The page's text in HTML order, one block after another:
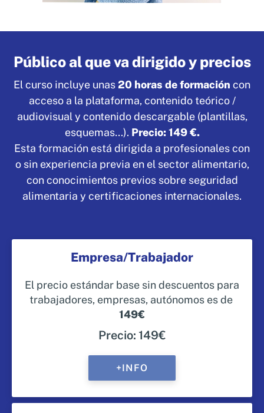
Público al que va dirigido y precios
El curso incluye unas20 horas de formación con
acceso a la plataforma, contenido teórico /
audiovisual y contenido descargable (plantillas,
esquemas…). Precio: 149 €.
Esta formación está dirigida a profesionales con
o sin experiencia previa en el sector alimentario,
con conocimientos previos sobre seguridad
alimentaria y certificaciones internacionales.
Empresa/Trabajador
El precio estándar base sin descuentos para
trabajadores, empresas, autónomos es de
149€
Precio: 149€
+INFO